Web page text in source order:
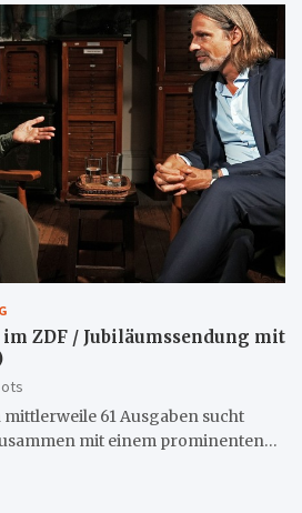
im ZDF / Jubiläumssendung mit
ots
61 Ausgaben sucht
mit einem prominenten…